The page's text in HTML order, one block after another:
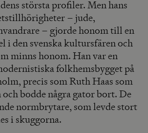
största profiler. Men hans
– jude,
– gjorde honom till en
i den svenska kultursfären och
minns honom. Han var en
folkhemsbygget på
precis som Ruth Haas som
bodde några gator bort. De
normbrytare, som levde stort
i skuggorna.